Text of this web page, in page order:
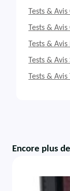
Tests &
Tests &
Tests &
Tests &
Tests &
Encore plus